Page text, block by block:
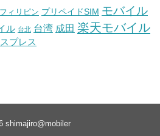
フィリピン プリペイドSIM モバイル
ル 台北 台湾 成田 楽天モバイル
プレス
shimajiro@mobiler